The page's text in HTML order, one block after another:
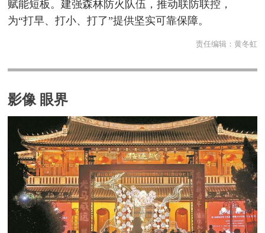
赋能短板。建强森林防火队伍，推动联防联控，
为“打早、打小、打了”提供坚实可靠保障。
责任编辑： 黄冬虹
影像 眼界